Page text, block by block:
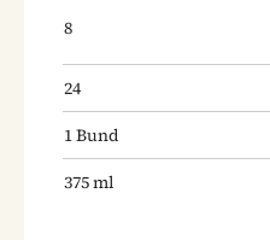
8
24
1Bund
375ml